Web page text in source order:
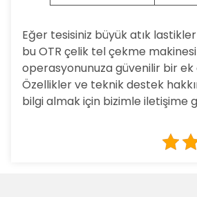
Eğer tesisiniz büyük atık
bu OTR çelik tel çekme makinesi
operasyonunuza güvenilir bir ek
Özellikler ve teknik destek
bilgi almak için bizimle iletişime